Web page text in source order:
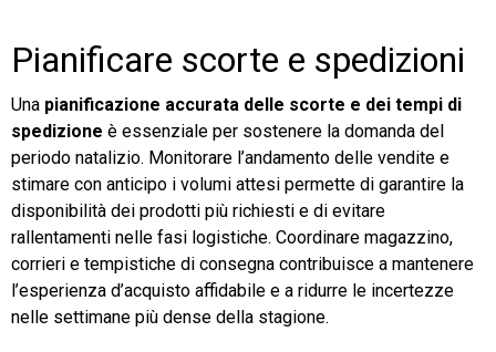
Pianificare scorte e spedizioni
Una pianificazione accurata delle scorte e dei tempi di
spedizione è essenziale per sostenere la domanda del
periodo natalizio. Monitorare l’andamento delle vendite e
stimare con anticipo i volumi attesi permette di garantire la
disponibilità dei prodotti più richiesti e di evitare
rallentamenti nelle fasi logistiche. Coordinare magazzino,
corrieri e tempistiche di consegna contribuisce a mantenere
l’esperienza d’acquisto affidabile e a ridurre le incertezze
nelle settimane più dense della stagione.